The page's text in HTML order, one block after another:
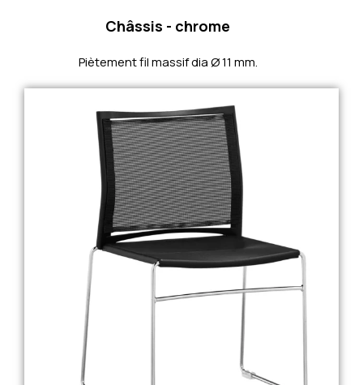
Châssis - chrome
Piètement fil massif dia Ø 11 mm.